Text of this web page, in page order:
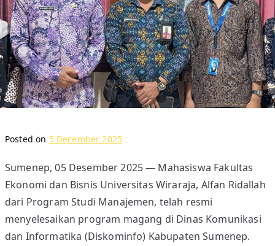
Posted on 5 December 2025
Sumenep, 05 Desember 2025 — Mahasiswa Fakultas
Ekonomi dan Bisnis Universitas Wiraraja, Alfan Ridallah
dari Program Studi Manajemen, telah resmi
menyelesaikan program magang di Dinas Komunikasi
dan Informatika (Diskominfo) Kabupaten Sumenep.